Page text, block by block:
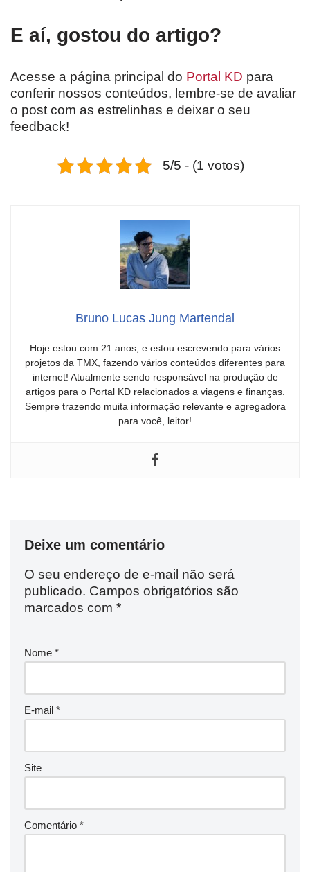
E aí, gostou do artigo?
Acesse a página principal do Portal KD para
conferir nossos conteúdos, lembre-se de avaliar
o post com as estrelinhas e deixar o seu
feedback!
5/5 - (1 votos)
Bruno Lucas Jung Martendal
Hoje estou com 21 anos, e estou escrevendo para vários
projetos da TMX, fazendo vários conteúdos diferentes para
internet! Atualmente sendo responsável na produção de
artigos para o Portal KD relacionados a viagens e finanças.
Sempre trazendo muita informação relevante e agregadora
para você, leitor!
Deixe um comentário
O seu endereço de e-mail não será
publicado. Campos obrigatórios são
marcados com *
Nome *
E-mail *
Site
Comentário *